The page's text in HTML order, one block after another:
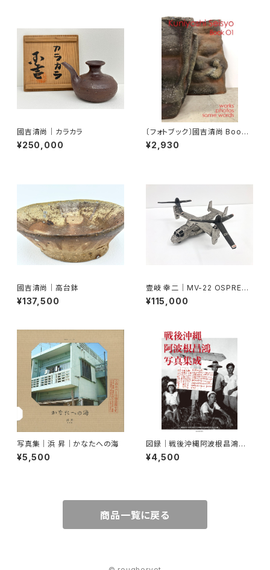
國吉清尚｜カラカラ
¥250,000
〔フォトブック〕國吉清尚 Book
01
¥2,930
國吉清尚｜高台鉢
¥137,500
壹岐 幸二｜MV-22 OSPREY 1
1 [what's going on ?]
¥115,000
写真集｜浜 昇｜かなたへの海
¥5,500
図録｜戦後沖縄阿波根昌鴻写
真集成
¥4,500
商品一覧に戻る